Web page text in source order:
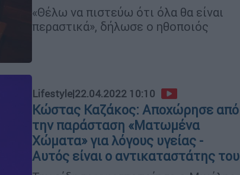
«Θέλω να πιστεύω ότι όλα θα είναι
περαστικά», δήλωσε ο ηθοποιός
Lifestyle|22.04.2022 10:10
Κώστας Καζάκος: Αποχώρησε από
την παράσταση «Ματωμένα
Χώματα» για λόγους υγείας -
Αυτός είναι ο αντικαταστάτης του